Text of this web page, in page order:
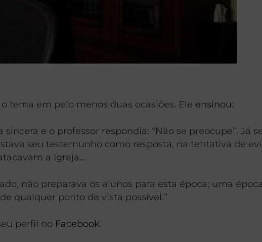
tema em pelo menos duas ocasiões. Ele ensinou:
e o professor respondia: “Não se preocupe”. Já
seu testemunho como resposta, na tentativa de
a Igreja…
não preparava os alunos para esta época; uma
qualquer ponto de vista possível.”
perfil no Facebook: